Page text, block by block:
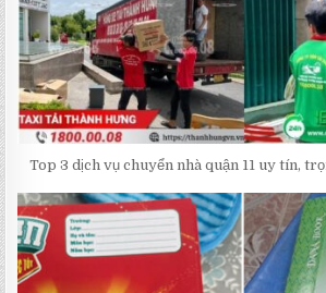
Top 3 dịch vụ chuyển nhà quận 11 uy tín,